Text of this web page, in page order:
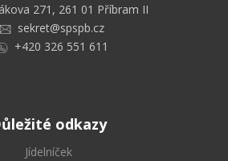
271, 261 01 Příbram II
sekret@spspb.cz
+420 326 551 611
odkazy
Jídelníček